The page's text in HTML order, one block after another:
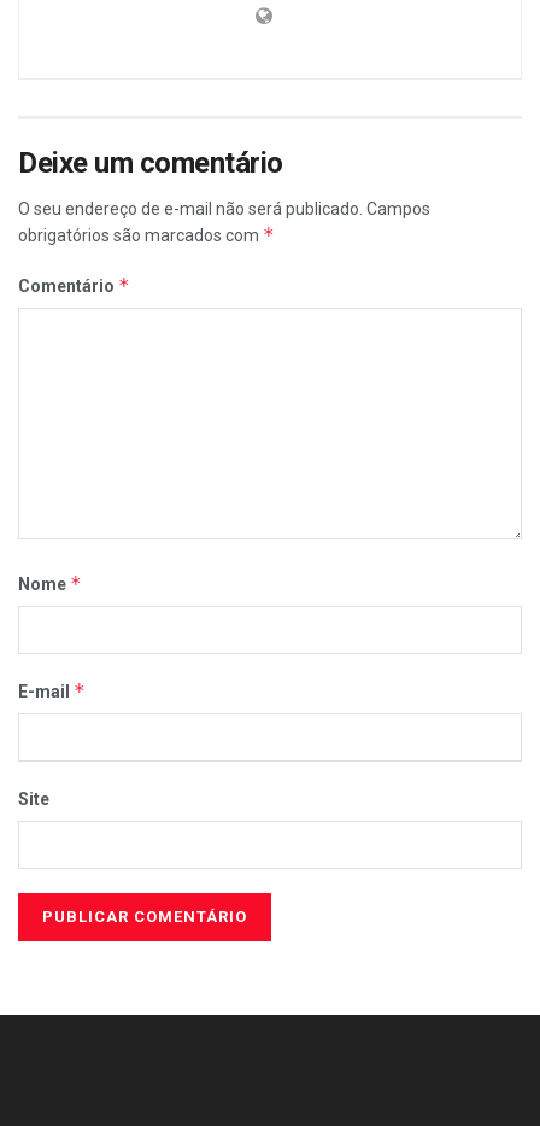
Deixe um comentário
O seu endereço de e-mail não será publicado. Campos
obrigatórios são marcados com *
Comentário *
Nome *
E-mail *
Site